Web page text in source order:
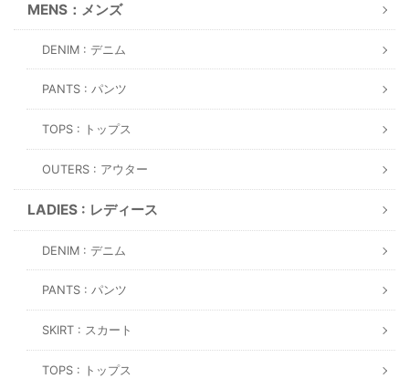
MENS：メンズ
DENIM : デニム
PANTS : パンツ
TOPS : トップス
OUTERS : アウター
LADIES : レディース
DENIM : デニム
PANTS : パンツ
SKIRT : スカート
TOPS : トップス